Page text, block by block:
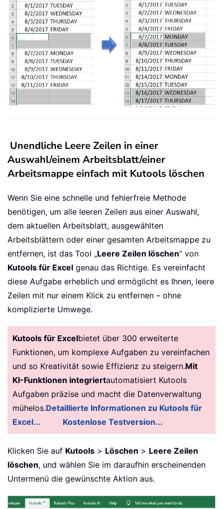
Unendliche Leere Zeilen in einer
Auswahl/einem Arbeitsblatt/einer
Arbeitsmappe einfach mit Kutools löschen
Wenn Sie eine schnelle und fehlerfreie Methode
benötigen, um alle leeren Zeilen aus einer Auswahl,
dem aktuellen Arbeitsblatt, ausgewählten
Arbeitsblättern oder einer gesamten Arbeitsmappe zu
entfernen, ist das Tool „Leere Zeilen löschen“ von
Kutools für Excel genau das Richtige. Es vereinfacht
diese Aufgabe erheblich und ermöglicht es Ihnen, leere
Zeilen mit nur einem Klick zu entfernen – ohne
komplizierte Umwege.
Kutools für Excelbietet über 300 erweiterte
Funktionen, um komplexe Aufgaben zu vereinfachen
und so Kreativität sowie Effizienz zu steigern.Mit
KI-Funktionen integriertautomatisiert Kutools
Aufgaben präzise und macht die Datenverwaltung
mühelos.Detaillierte Informationen zu Kutools für
Excel...
Kostenlose Testversion...
Klicken Sie auf Kutools > Löschen > Leere Zeilen
löschen, und wählen Sie im daraufhin erscheinenden
Untermenü die gewünschte Aktion aus.